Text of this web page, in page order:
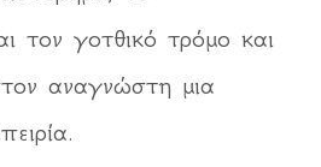
τον γοτθικό τρόμο και
αναγνώστη μια